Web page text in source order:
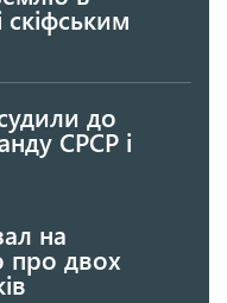
скіфським
до
СРСР і
на
про двох